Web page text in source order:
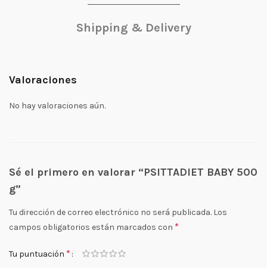
Shipping & Delivery
Valoraciones
No hay valoraciones aún.
Sé el primero en valorar “PSITTADIET BABY 500
g”
Tu dirección de correo electrónico no será publicada. Los
campos obligatorios están marcados con *
Tu puntuación *